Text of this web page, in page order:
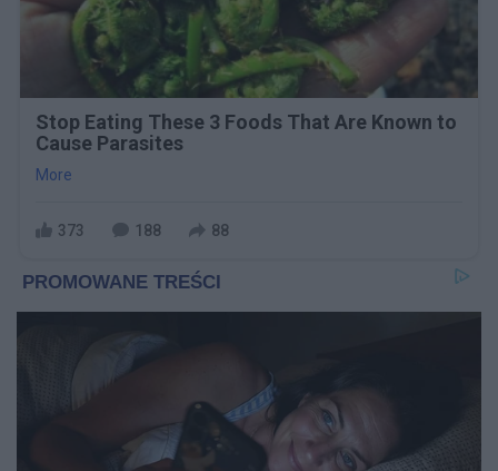
Stop Eating These 3 Foods That Are Known to
Cause Parasites
More
373 188 88